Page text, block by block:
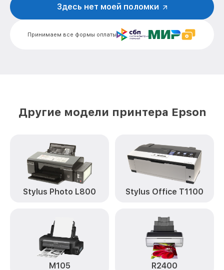
Замена каретки L110 Epson
от 1800₽
Принимаем все формы оплаты
Здесь нет моей поломки
Другие модели принтера Epson
Stylus Photo L800 Stylus Office T1100
M105 R2400